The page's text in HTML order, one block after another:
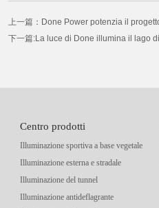
Centro prodotti
Illuminazione sportiva a base vegetale
Illuminazione esterna e stradale
Illuminazione del tunnel
Illuminazione antideflagrante